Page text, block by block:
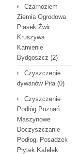
Czarnoziem
Ziemia Ogrodowa
Piasek Żwir
Kruszywa
Kamienie
Bydgoszcz (2)
Czyszczenie
dywanów Piła(0)
Czyszczenie
Podłóg Poznań
Maszynowe
Doczyszczanie
Podłogi Posadzek
Płytek Kafelek